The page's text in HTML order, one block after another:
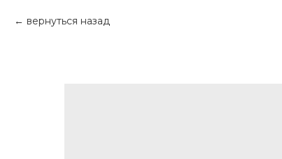
вернуться назад